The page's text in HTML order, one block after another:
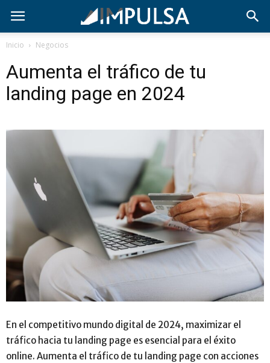
Inicio Negocios
Aumenta el tráfico de tu
landing page en 2024
En el competitivo mundo digital de 2024, maximizar el
tráfico hacia tu landing page es esencial para el éxito
online. Aumenta el tráfico de tu landing page con acciones